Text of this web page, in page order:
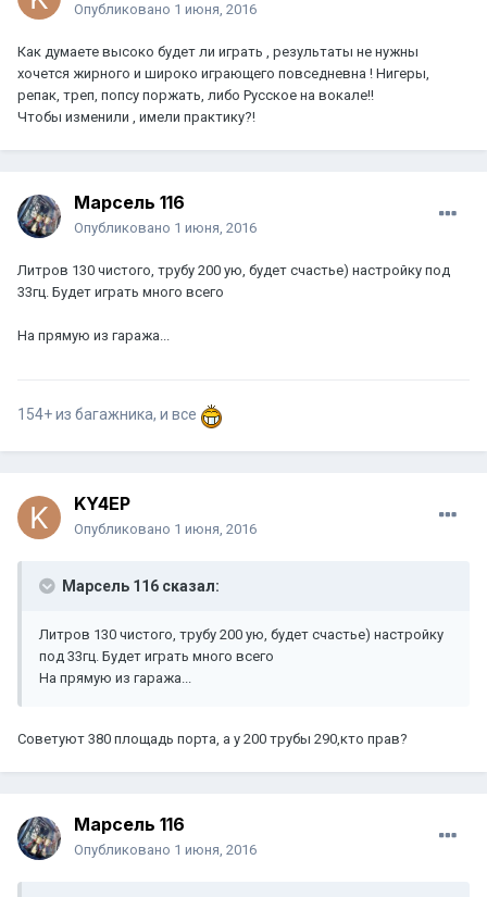
Опубликовано 1 июня, 2016
Как думаете высоко будет ли играть , результаты не нужны
хочется жирного и широко играющего повседневна ! Нигеры,
репак, треп, попсу поржать, либо Русское на вокале!!
Чтобы изменили , имели практику?!
Марсель 116
Опубликовано 1 июня, 2016
Литров 130 чистого, трубу 200 ую, будет счастье) настройку под
33гц. Будет играть много всего
На прямую из гаража...
154+ из багажника, и все
KY4EP
Опубликовано 1 июня, 2016
Марсель 116 сказал:
Литров 130 чистого, трубу 200 ую, будет счастье) настройку
под 33гц. Будет играть много всего
На прямую из гаража...
Советуют 380 площадь порта, а у 200 трубы 290,кто прав?
Марсель 116
Опубликовано 1 июня, 2016